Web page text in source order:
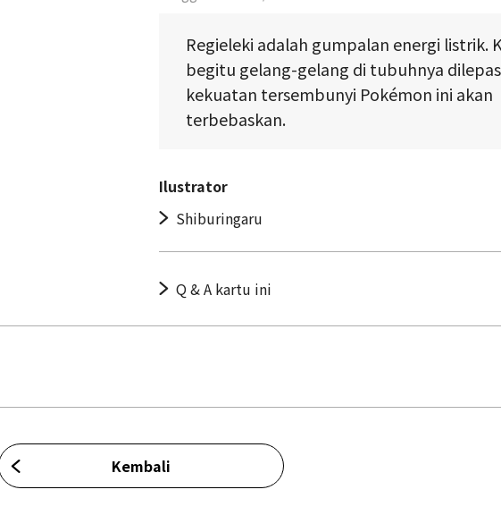
Regieleki adalah gumpalan energi listrik.
begitu gelang-gelang di tubuhnya
kekuatan tersembunyi Pokémon ini akan
terbebaskan.
Ilustrator
Shiburingaru
Q & A kartu ini
Kembali